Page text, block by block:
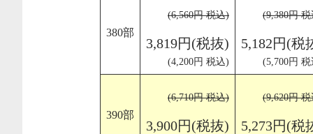
380部
(6,560円 税込)
3,819円(税抜)
(4,200円 税込)
(9,380円
5,182円(税
(5,700円
390部
(6,710円 税込)
3,900円(税抜)
(9,620円
5,273円(税